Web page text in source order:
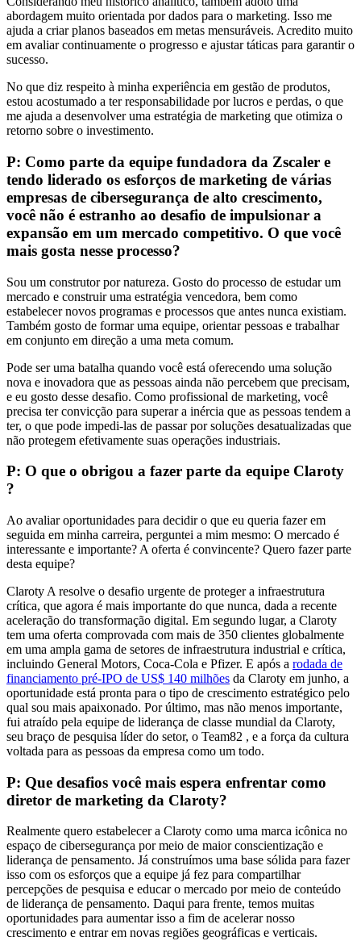
abordagem muito orientada por dados para o marketing. Isso me
ajuda a criar planos baseados em metas mensuráveis. Acredito muito
em avaliar continuamente o progresso e ajustar táticas para garantir o
sucesso.
No que diz respeito à minha experiência em gestão de produtos,
estou acostumado a ter responsabilidade por lucros e perdas, o que
me ajuda a desenvolver uma estratégia de marketing que otimiza o
retorno sobre o investimento.
P: Como parte da equipe fundadora da Zscaler e
tendo liderado os esforços de marketing de várias
empresas de cibersegurança de alto crescimento,
você não é estranho ao desafio de impulsionar a
expansão em um mercado competitivo. O que você
mais gosta nesse processo?
Sou um construtor por natureza. Gosto do processo de estudar um
mercado e construir uma estratégia vencedora, bem como
estabelecer novos programas e processos que antes nunca existiam.
Também gosto de formar uma equipe, orientar pessoas e trabalhar
em conjunto em direção a uma meta comum.
Pode ser uma batalha quando você está oferecendo uma solução
nova e inovadora que as pessoas ainda não percebem que precisam,
e eu gosto desse desafio. Como profissional de marketing, você
precisa ter convicção para superar a inércia que as pessoas tendem a
ter, o que pode impedi-las de passar por soluções desatualizadas que
não protegem efetivamente suas operações industriais.
P: O que o obrigou a fazer parte da equipe Claroty
?
Ao avaliar oportunidades para decidir o que eu queria fazer em
seguida em minha carreira, perguntei a mim mesmo: O mercado é
interessante e importante? A oferta é convincente? Quero fazer parte
desta equipe?
Claroty A resolve o desafio urgente de proteger a infraestrutura
crítica, que agora é mais importante do que nunca, dada a recente
aceleração do transformação digital. Em segundo lugar, a Claroty
tem uma oferta comprovada com mais de 350 clientes globalmente
em uma ampla gama de setores de infraestrutura industrial e crítica,
incluindo General Motors, Coca-Cola e Pfizer. E após a rodada de
financiamento pré-IPO de US$ 140 milhões da Claroty em junho, a
oportunidade está pronta para o tipo de crescimento estratégico pelo
qual sou mais apaixonado. Por último, mas não menos importante,
fui atraído pela equipe de liderança de classe mundial da Claroty,
seu braço de pesquisa líder do setor, o Team82 , e a força da cultura
voltada para as pessoas da empresa como um todo.
P: Que desafios você mais espera enfrentar como
diretor de marketing da Claroty?
Realmente quero estabelecer a Claroty como uma marca icônica no
espaço de cibersegurança por meio de maior conscientização e
liderança de pensamento. Já construímos uma base sólida para fazer
isso com os esforços que a equipe já fez para compartilhar
percepções de pesquisa e educar o mercado por meio de conteúdo
de liderança de pensamento. Daqui para frente, temos muitas
oportunidades para aumentar isso a fim de acelerar nosso
crescimento e entrar em novas regiões geográficas e verticais.